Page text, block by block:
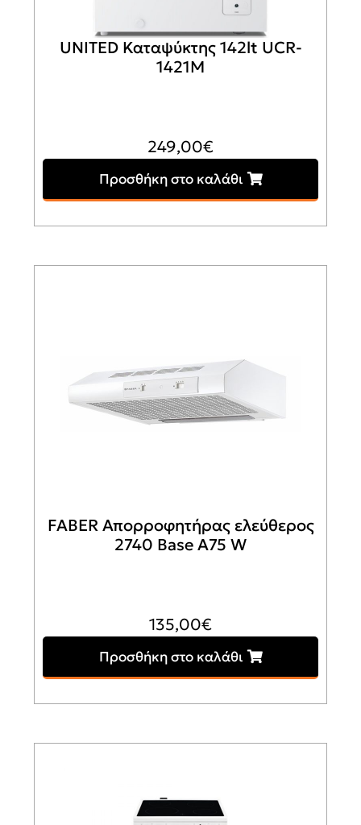
UNITED Καταψύκτης 142lt UCR-
1421M
249,00€
Προσθήκη στο καλάθι
FABER Απορροφητήρας ελεύθερος
2740 Base A75 W
135,00€
Προσθήκη στο καλάθι